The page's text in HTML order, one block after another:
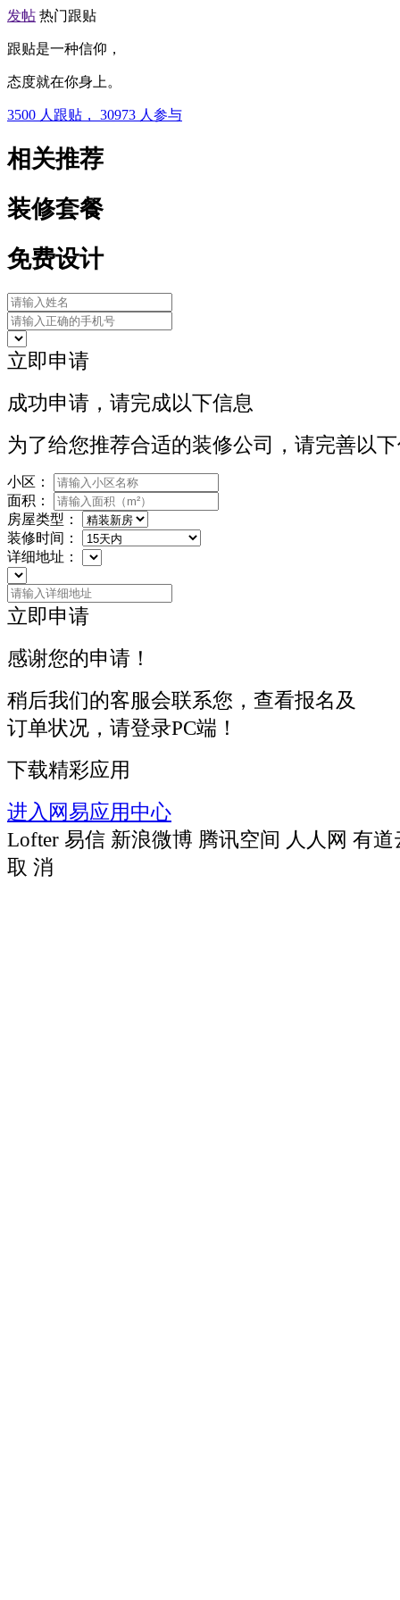
发帖 热门跟贴
跟贴是一种信仰，
态度就在你身上。
3500 人跟贴， 30973 人参与
相关推荐
装修套餐
免费设计
立即申请
成功申请，请完成以下信息
为了给您推荐合适的装修公司，请完善以
小区：
面积：
房屋类型：
装修时间：
详细地址：
立即申请
感谢您的申请！
稍后我们的客服会联系您，查看报名及
订单状况，请登录PC端！
下载精彩应用
进入网易应用中心
Lofter 易信 新浪微博 腾讯空间 人人网 有道
取 消